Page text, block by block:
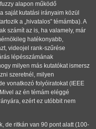
alapon működő
saját kutatási irányaim közül
a
hivatalos témámba). A
számít az is, ha valamely, már
hatékonyabb,
videojel rank-szűrése
lépésszámának
milyen más kutatókat ismersz
szeretnél, milyen
vonatkozó folyóiratokat (IEEE
az én témám eléggé
ezért ez utóbbit nem
de ritkán van 90 pont alatt (100-